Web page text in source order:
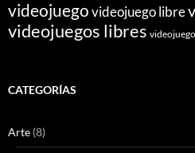
videojuegovideojuego libre
videojuegos libres
CATEGORÍAS
Arte (8)